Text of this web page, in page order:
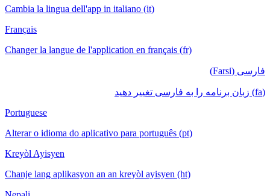
Cambia la lingua dell'app in italiano (it)
Français
Changer la langue de l'application en français (fr)
فارسی (Farsi)
(fa) زبان برنامه را به فارسی تغییر دهید
Portuguese
Alterar o idioma do aplicativo para português (pt)
Kreyòl Ayisyen
Chanje lang aplikasyon an an kreyòl ayisyen (ht)